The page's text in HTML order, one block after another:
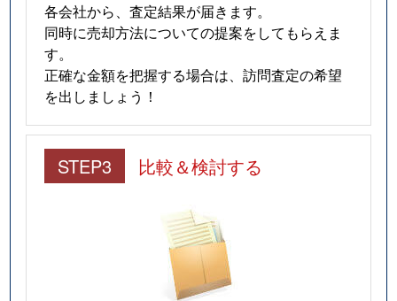
各会社から、査定結果が届きます。
同時に売却方法についての提案をしてもらえま
す。
正確な金額を把握する場合は、訪問査定の希望
を出しましょう！
STEP3 比較＆検討する